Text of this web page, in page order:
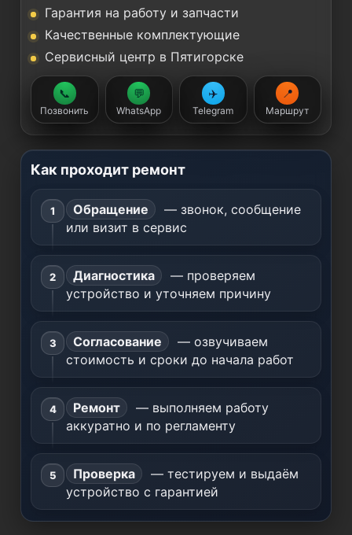
Гарантия на работу и запчасти
Качественные комплектующие
Сервисный центр в Пятигорске
📞
Позвонить
💬
WhatsApp
✈️
Telegram
📍
Маршрут
Как проходит ремонт
Обращение
— звонок, сообщение
или визит в сервис
Диагностика
— проверяем
устройство и уточняем причину
Согласование
— озвучиваем
стоимость и сроки до начала работ
Ремонт
— выполняем работу
аккуратно и по регламенту
Проверка
— тестируем и выдаём
устройство с гарантией